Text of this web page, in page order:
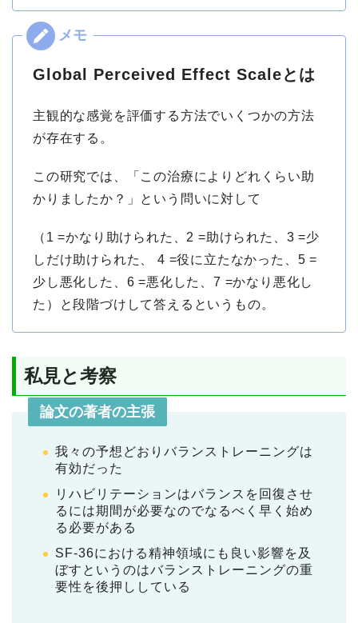
Global Perceived Effect Scaleとは
主観的な感覚を評価する方法でいくつかの方法
が存在する。
この研究では、「この治療によりどれくらい助
かりましたか？」という問いに対して
（1 =かなり助けられた、2 =助けられた、3 =少
しだけ助けられた、 4 =役に立たなかった、5 =
少し悪化した、6 =悪化した、7 =かなり悪化し
た）と段階づけして答えるというもの。
私見と考察
論文の著者の主張
我々の予想どおりバランストレーニングは
有効だった
リハビリテーションはバランスを回復させ
るには期間が必要なのでなるべく早く始め
る必要がある
SF-36における精神領域にも良い影響を及
ぼすというのはバランストレーニングの重
要性を後押ししている